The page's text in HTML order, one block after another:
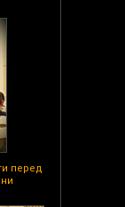
перед